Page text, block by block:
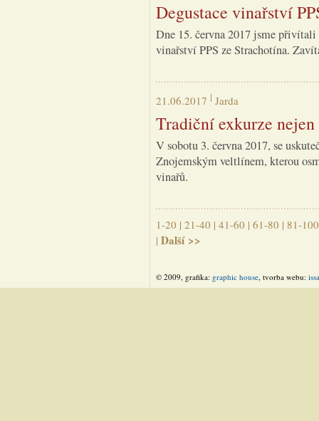
Degustace vinařství
Dne 15. června 2017 jsme
vinařství PPS ze Strachotína.
21.06.2017 Jarda
Tradiční exkurze
V sobotu 3. června 2017, se
Znojemským veltlínem, kterou
vinařů.
1-20 | 21-40 | 41-60 | 61-80 | 81-100
| Další >>
© 2009, grafika: graphic house, tvorba webu: